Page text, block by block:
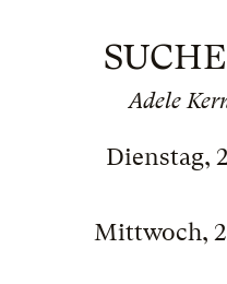
Adele
Dienstag,
Mittwoch,